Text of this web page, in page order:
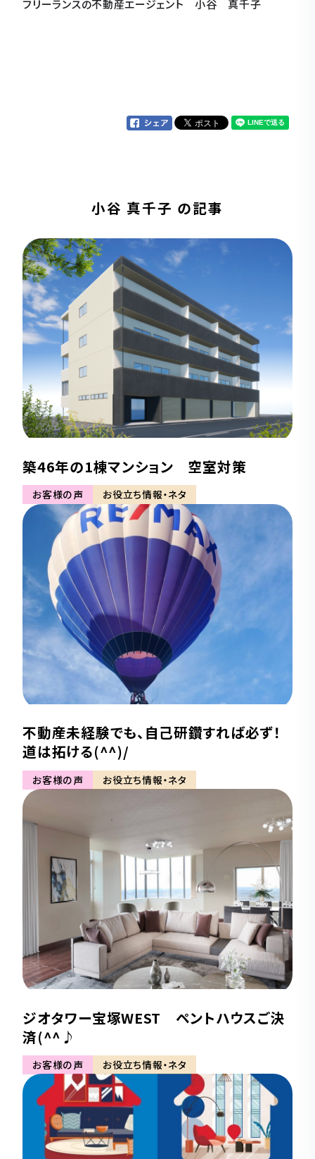
フリーランスの不動産エージェント 小谷 真千子
小谷 真千子 の記事
築46年の1棟マンション 空室対策
お客様の声 お役立ち情報・ネタ
不動産未経験でも、自己研鑽すれば必ず！
道は拓ける(^^)/
お客様の声 お役立ち情報・ネタ
ジオタワー宝塚WEST ペントハウスご決
済(^^♪
お客様の声 お役立ち情報・ネタ